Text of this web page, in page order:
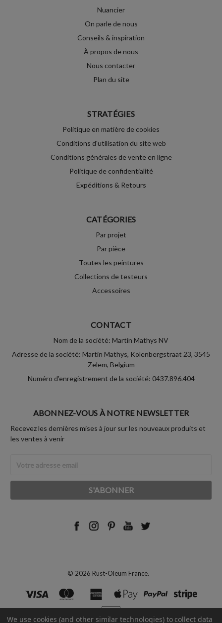
Nuancier
On parle de nous
Conseils & inspiration
À propos de nous
Nous contacter
Plan du site
STRATÉGIES
Politique en matière de cookies
Conditions d'utilisation du site web
Conditions générales de vente en ligne
Politique de confidentialité
Expéditions & Retours
CATÉGORIES
Par projet
Par pièce
Toutes les peintures
Collections de testeurs
Accessoires
CONTACT
Nom de la société: Martin Mathys NV
Adresse de la société: Martin Mathys, Kolenbergstraat 23, 3545
Zelem, Belgium
Numéro d'enregistrement de la société: 0437.896.404
ABONNEZ-VOUS À NOTRE NEWSLETTER
Recevez les dernières mises à jour sur les nouveaux produits et
les ventes à venir
Email
© 2026 Rust-Oleum France.
We use cookies (and other similar technologies) to collect data